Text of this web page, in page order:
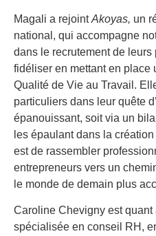
Magali a rejointAkoyas, un
national, qui accompagne
dans le recrutement de
fidéliser en mettant en
Qualité de Vie au Travail.
particuliers dans leur quête
épanouissant, soit via un
les épaulant dans la
est de rassembler
entrepreneurs vers un
le monde de demain plus
Caroline Chevigny est
spécialisée en conseil RH,